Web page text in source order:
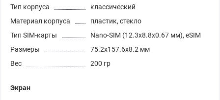
Тип корпуса
классический
Материал корпуса
пластик, стекло
Тип SIM-карты
Nano-SIM (12.3x8.8x0.67 мм), eSIM
Размеры
75.2x157.6x8.2 мм
Вес
200 гр
Экран